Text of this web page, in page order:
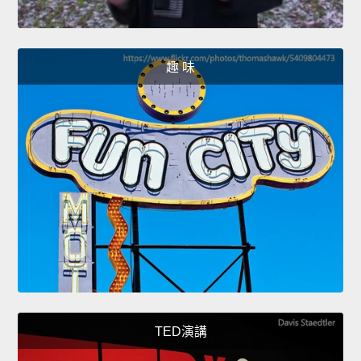
趣 味
TED演講